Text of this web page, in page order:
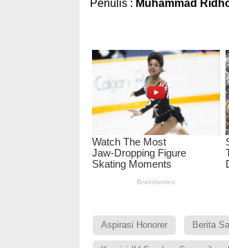
Penulis : Muhammad
Aspirasi Honorer Berita